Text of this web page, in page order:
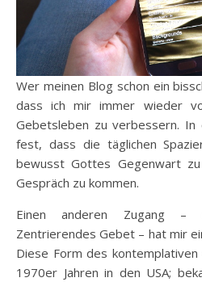
Wer meinen Blog schon ein
dass ich mir immer wieder
Gebetsleben zu verbessern.
fest, dass die täglichen
bewusst Gottes Gegenwart
Gespräch zu kommen.
Einen anderen Zugang –
Zentrierendes Gebet – hat mir
Diese Form des
1970er Jahren in den USA;